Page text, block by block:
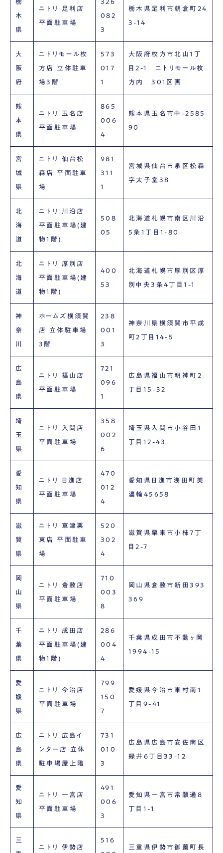
栃
木
県
ニトリ 足利店
平面駐車場
326
082
3
栃木県足利市朝倉町24
3-14
大
阪
府
ニトリモール枚
方店 立体駐車
場3階
573
017
1
大阪府枚方市北山1丁
目2-1 ニトリモール枚
方内 301区画
熊
本
県
ニトリ 玉名店
平面駐車場
865
006
4
熊本県玉名市中-2585
90
宮
城
県
ニトリ 仙台松
森店 平面駐車
場
981
311
1
宮城県仙台市泉区松森
字太子堂38
北
海
道
ニトリ 川沿店
平面駐車場(建
物1階)
508
05
北海道札幌市南区川沿
5条1丁目1-80
北
海
道
ニトリ 厚別店
平面駐車場(建
物1階)
400
53
北海道札幌市厚別区厚
別中央3条4丁目1-1
神
奈
川
ホームズ横須賀
店 立体駐車場
3階
238
001
3
神奈川県横須賀市平成
町2丁目14-5
広
島
県
ニトリ 福山店
平面駐車場
721
096
1
広島県福山市明神町2
丁目15-32
埼
玉
県
ニトリ 入間店
平面駐車場
358
002
6
埼玉県入間市小谷田1
丁目12-43
愛
知
県
ニトリ 日進店
平面駐車場
470
012
4
愛知県日進市浅田町美
濃輪45658
滋
賀
県
ニトリ 草津栗
東店 平面駐車
場
520
302
4
滋賀県栗東市小柿7丁
目2-7
岡
山
県
ニトリ 倉敷店
平面駐車場
710
003
8
岡山県倉敷市新田393
369
千
葉
県
ニトリ 成田店
平面駐車場(建
物1階)
286
004
4
千葉県成田市不動ヶ岡
1994-15
愛
媛
県
ニトリ 今治店
平面駐車場
799
150
7
愛媛県今治市東村南1
丁目9-41
広
島
県
ニトリ 広島イ
ンター店 立体
駐車場屋上階
731
010
3
広島県広島市安佐南区
緑井6丁目33-12
愛
知
県
ニトリ 一宮店
平面駐車場
491
006
3
愛知県一宮市常願通8
丁目1-1
三
ニトリ 伊勢店
516
三重県伊勢市御薗町長